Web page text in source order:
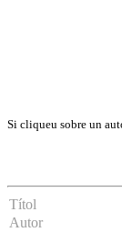
Si cliqueu sobre un
Títol
Autor